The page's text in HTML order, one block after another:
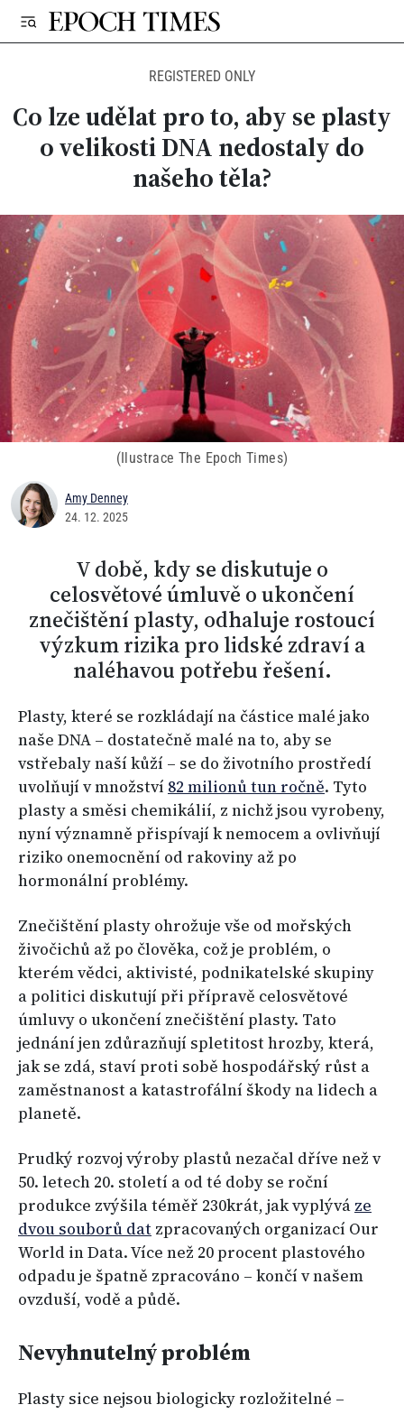
REGISTERED ONLY
Co lze udělat pro to, aby se plasty
o velikosti DNA nedostaly do
našeho těla?
(Ilustrace The Epoch Times)
Amy Denney
24. 12. 2025
V době, kdy se diskutuje o
celosvětové úmluvě o ukončení
znečištění plasty, odhaluje rostoucí
výzkum rizika pro lidské zdraví a
naléhavou potřebu řešení.
Plasty, které se rozkládají na částice malé jako
naše DNA – dostatečně malé na to, aby se
vstřebaly naší kůží – se do životního prostředí
uvolňují v množství 82 milionů tun ročně. Tyto
plasty a směsi chemikálií, z nichž jsou vyrobeny,
nyní významně přispívají k nemocem a ovlivňují
riziko onemocnění od rakoviny až po
hormonální problémy.
Znečištění plasty ohrožuje vše od mořských
živočichů až po člověka, což je problém, o
kterém vědci, aktivisté, podnikatelské skupiny
a politici diskutují při přípravě celosvětové
úmluvy o ukončení znečištění plasty. Tato
jednání jen zdůrazňují spletitost hrozby, která,
jak se zdá, staví proti sobě hospodářský růst a
zaměstnanost a katastrofální škody na lidech a
planetě.
Prudký rozvoj výroby plastů nezačal dříve než v
50. letech 20. století a od té doby se roční
produkce zvýšila téměř 230krát, jak vyplývá ze
dvou souborů dat zpracovaných organizací Our
World in Data. Více než 20 procent plastového
odpadu je špatně zpracováno – končí v našem
ovzduší, vodě a půdě.
Nevyhnutelný problém
Plasty sice nejsou biologicky rozložitelné –